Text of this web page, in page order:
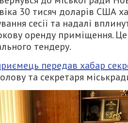
30 тисяч доларів США
сесії та надалі
оренду приміщення.
тендеру.
передав хабар
та секретаря